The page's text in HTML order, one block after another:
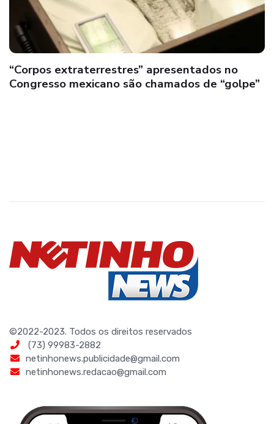
“Corpos extraterrestres” apresentados no
Congresso mexicano são chamados de “golpe”
©2022-2023. Todos os direitos reservados
(73) 99983-2882
netinhonews.publicidade@gmail.com
netinhonews.redacao@gmail.com